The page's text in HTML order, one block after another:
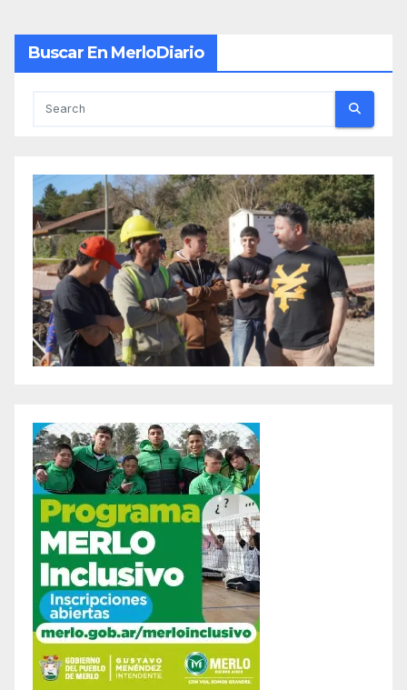
Buscar En MerloDiario